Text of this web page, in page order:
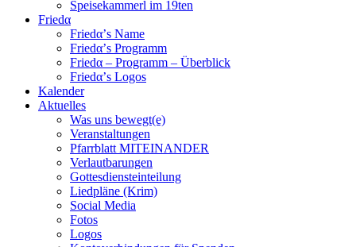
Speisekammerl im 19ten
Friedα
Friedα’s Name
Friedα’s Programm
Friedα – Programm – Überblick
Friedα’s Logos
Kalender
Aktuelles
Was uns bewegt(e)
Veranstaltungen
Pfarrblatt MITEINANDER
Verlautbarungen
Gottesdiensteinteilung
Liedpläne (Krim)
Social Media
Fotos
Logos